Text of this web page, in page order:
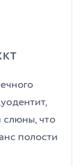
слюны, что
полости